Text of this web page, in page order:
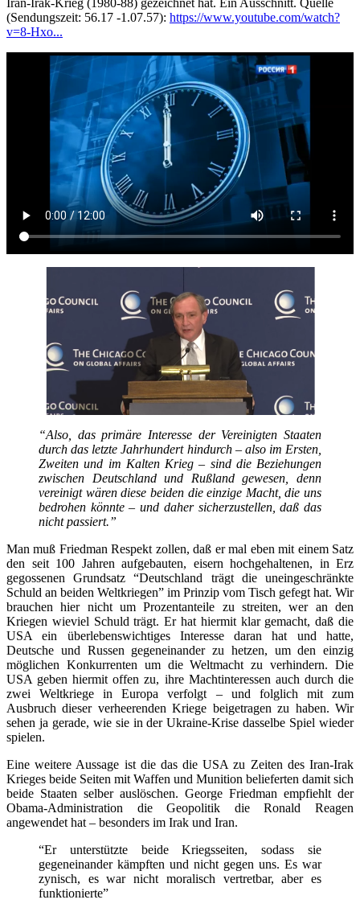
Iran-Irak-Krieg (1980-88) gezeichnet hat. Ein Ausschnitt. Quelle
(Sendungszeit: 56.17 -1.07.57): https://www.youtube.com/watch?
v=8-Hxo...
“Also, das primäre Interesse der Vereinigten Staaten
durch das letzte Jahrhundert hindurch – also im Ersten,
Zweiten und im Kalten Krieg – sind die Beziehungen
zwischen Deutschland und Rußland gewesen, denn
vereinigt wären diese beiden die einzige Macht, die uns
bedrohen könnte – und daher sicherzustellen, daß das
nicht passiert.”
Man muß Friedman Respekt zollen, daß er mal eben mit einem Satz
den seit 100 Jahren aufgebauten, eisern hochgehaltenen, in Erz
gegossenen Grundsatz “Deutschland trägt die uneingeschränkte
Schuld an beiden Weltkriegen” im Prinzip vom Tisch gefegt hat. Wir
brauchen hier nicht um Prozentanteile zu streiten, wer an den
Kriegen wieviel Schuld trägt. Er hat hiermit klar gemacht, daß die
USA ein überlebenswichtiges Interesse daran hat und hatte,
Deutsche und Russen gegeneinander zu hetzen, um den einzig
möglichen Konkurrenten um die Weltmacht zu verhindern. Die
USA geben hiermit offen zu, ihre Machtinteressen auch durch die
zwei Weltkriege in Europa verfolgt – und folglich mit zum
Ausbruch dieser verheerenden Kriege beigetragen zu haben. Wir
sehen ja gerade, wie sie in der Ukraine-Krise dasselbe Spiel wieder
spielen.
Eine weitere Aussage ist die das die USA zu Zeiten des Iran-Irak
Krieges beide Seiten mit Waffen und Munition belieferten damit sich
beide Staaten selber auslöschen. George Friedman empfiehlt der
Obama-Administration die Geopolitik die Ronald Reagen
angewendet hat – besonders im Irak und Iran.
“Er unterstützte beide Kriegsseiten, sodass sie
gegeneinander kämpften und nicht gegen uns. Es war
zynisch, es war nicht moralisch vertretbar, aber es
funktionierte”